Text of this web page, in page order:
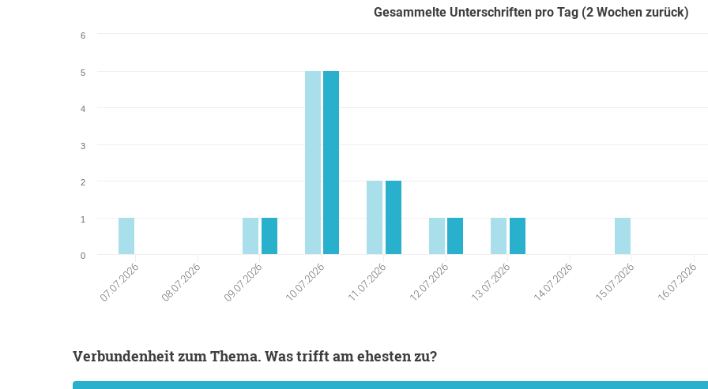
Gesammelte Unterschriften pro Tag (2 Wochen zurück)
07.07.2026 08.07.2026 09.07.2026 10.07.2026 11.07.2026 12.07.2026 13.07.2026 14.07.2026 15.07.2026 16.07.2026
0
1
2
3
4
5
6
Verbundenheit zum Thema. Was trifft am ehesten zu?